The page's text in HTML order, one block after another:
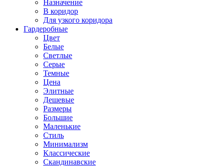
Назначение
В коридор
Для узкого коридора
Гардеробные
Цвет
Белые
Светлые
Серые
Темные
Цена
Элитные
Дешевые
Размеры
Большие
Маленькие
Стиль
Минимализм
Классические
Скандинавские